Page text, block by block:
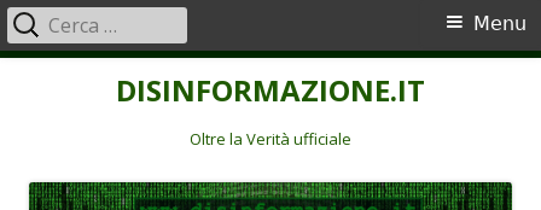
DISINFORMAZIONE.IT
Oltre la Verità ufficiale
Menu
principale
Menu
Ricerca
per: